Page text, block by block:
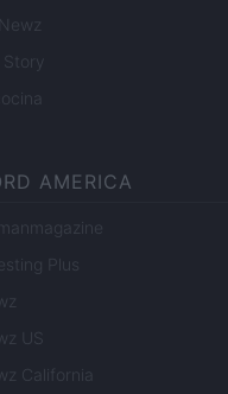
Newz
Story
AMERICA
Plus
US
California